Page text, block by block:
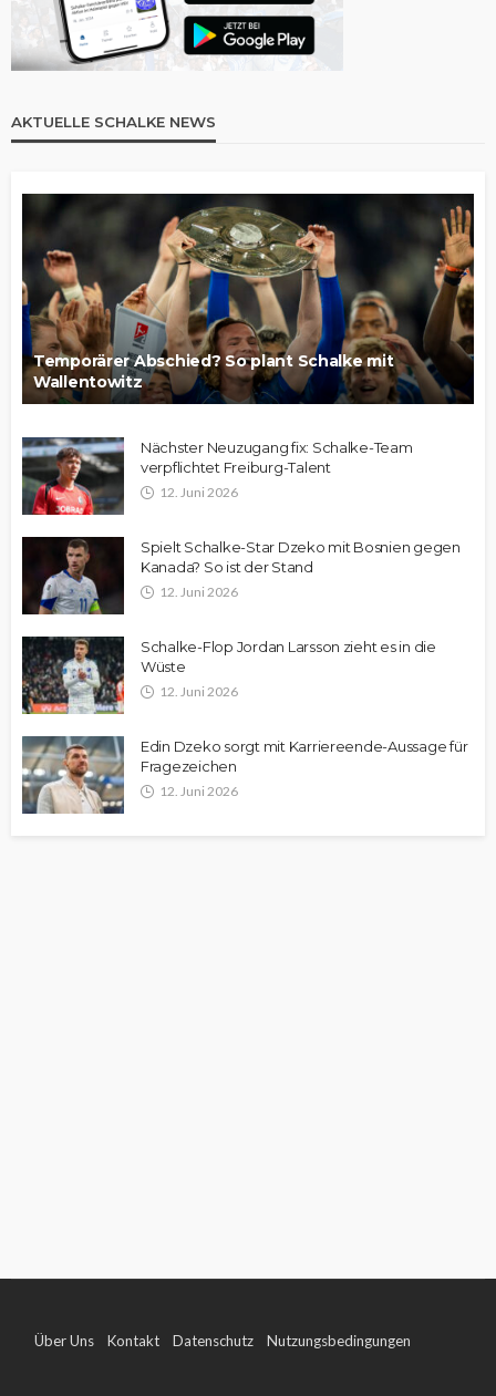
AKTUELLE SCHALKE NEWS
Temporärer Abschied? So plant Schalke mit
Wallentowitz
Nächster Neuzugang fix: Schalke-Team
verpflichtet Freiburg-Talent
12. Juni 2026
Spielt Schalke-Star Dzeko mit Bosnien gegen
Kanada? So ist der Stand
12. Juni 2026
Schalke-Flop Jordan Larsson zieht es in die
Wüste
12. Juni 2026
Edin Dzeko sorgt mit Karriereende-Aussage für
Fragezeichen
12. Juni 2026
Über Uns Kontakt Datenschutz Nutzungsbedingungen